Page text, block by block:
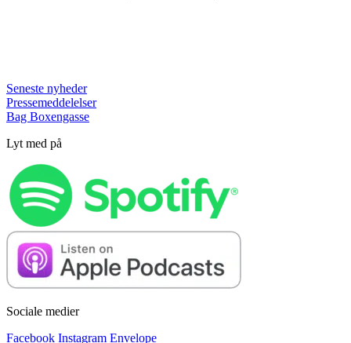
Seneste nyheder
Pressemeddelelser
Bag Boxengasse
Lyt med på
Sociale medier
Facebook Instagram Envelope